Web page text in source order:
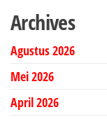
Archives
Agustus 2026
Mei 2026
April 2026